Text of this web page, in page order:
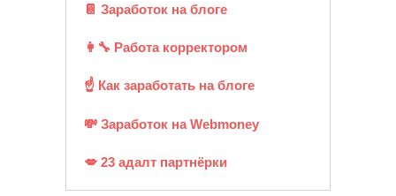
📔 Заработок на блоге
👩‍🔧 Работа корректором
☝ Как заработать на блоге
💸 Заработок на Webmoney
💋 23 адалт партнёрки